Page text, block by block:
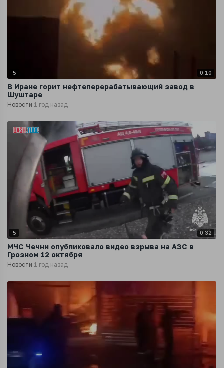
5 0:10
В Иране горит нефтеперерабатывающий завод в
Шуштаре
Новости 1 год назад
5 0:32
МЧС Чечни опубликовало видео взрыва на АЗС в
Грозном 12 октября
Новости 1 год назад